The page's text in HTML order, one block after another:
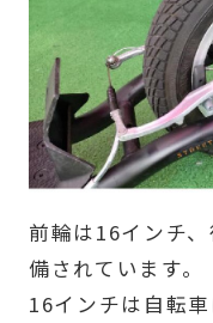
前輪は16インチ
備されています。
16インチは自転